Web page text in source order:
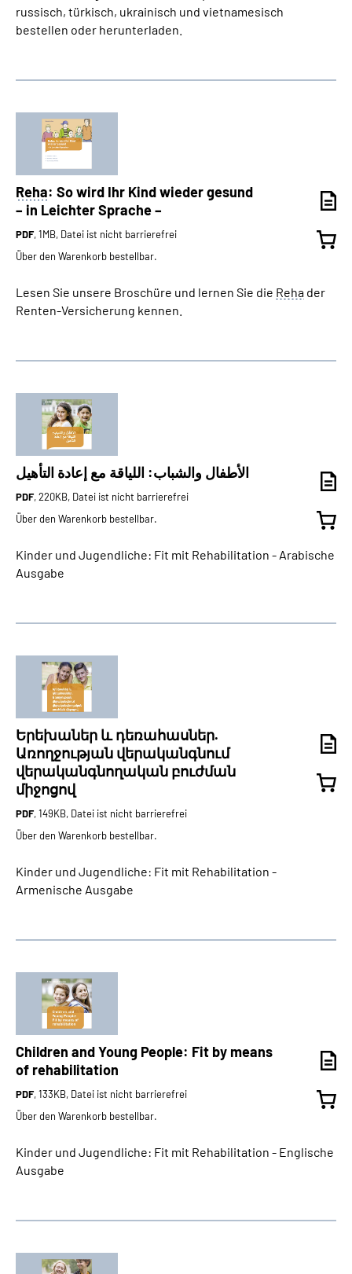
russisch, türkisch, ukrainisch und vietnamesisch
bestellen oder herunterladen.
Reha: So wird Ihr Kind wieder gesund
– in Leichter Sprache –
PDF, 1MB, Datei ist nicht barrierefrei
Über den Warenkorb bestellbar.
Lesen Sie unsere Broschüre und lernen Sie die Reha der
Renten-Versicherung kennen.
الأطفال والشباب: اللياقة مع إعادة التأهيل
PDF, 220KB, Datei ist nicht barrierefrei
Über den Warenkorb bestellbar.
Kinder und Jugendliche: Fit mit Rehabilitation - Arabische
Ausgabe
Երեխաներ և դեռահասներ.
Առողջության վերականգնում
վերականգնողական բուժման
միջոցով
PDF, 149KB, Datei ist nicht barrierefrei
Über den Warenkorb bestellbar.
Kinder und Jugendliche: Fit mit Rehabilitation -
Armenische Ausgabe
Children and Young People: Fit by means
of rehabilitation
PDF, 133KB, Datei ist nicht barrierefrei
Über den Warenkorb bestellbar.
Kinder und Jugendliche: Fit mit Rehabilitation - Englische
Ausgabe